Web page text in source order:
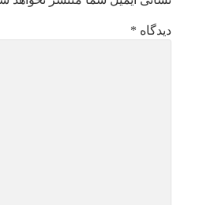
دیدگاه *